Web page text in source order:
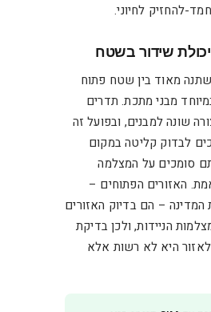
להחזיק לחיוני.
שידור בשטח
מאוד בין שטח פתוח
מבני מתכת. תדרים
שונה למבנים, ובפועל זה
לבדוק קליטה במקום
סומכים על המצלמה
האזורים הפתוחים –
המדינה – הם בדיוק האזורים
הניידות, ולכן בדיקת
היא לא רשות אלא